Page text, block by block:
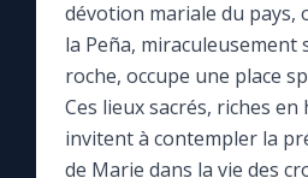
La vidéo de la semaine
Le compte Tiktok
dévotion mariale du pays,
la Peña, miraculeusement
roche, occupe une place
Ces lieux sacrés, riches
invitent à contempler la
de Marie dans la vie des